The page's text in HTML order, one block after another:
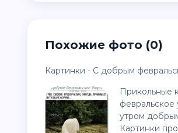
Похожие фото (0)
Картинки - С добрым
Прикольные
утром
Картинки про